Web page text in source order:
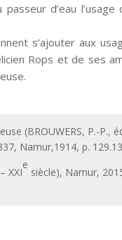
d’eau l’usage
s’ajouter aux
Rops et de ses
(BROUWERS, P.-P.,
Namur,1914, p.
– XXI
e
siècle), Namur,